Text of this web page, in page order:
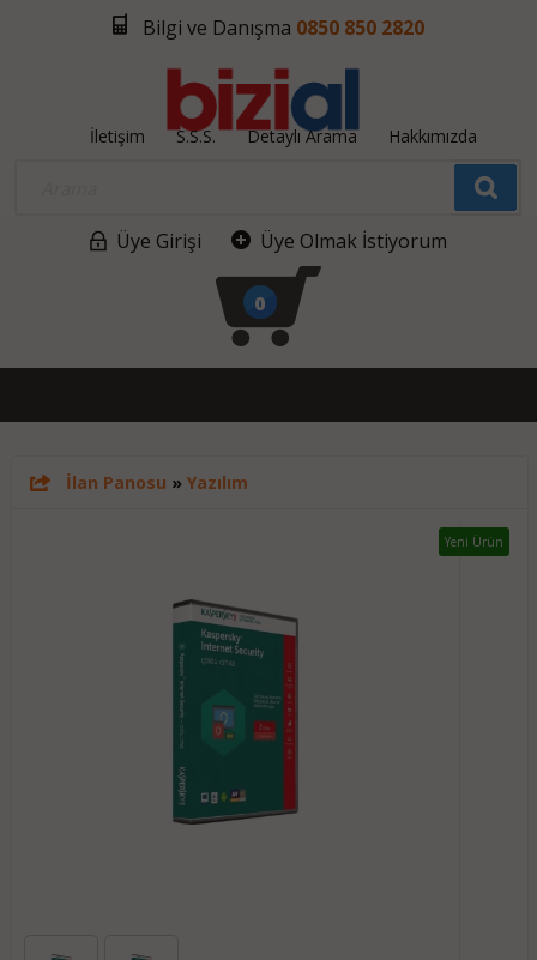
Bilgi ve Danışma 0850 850 2820
İletişim S.S.S. Detaylı Arama Hakkımızda
Üye Girişi Üye Olmak İstiyorum
0
İlan Panosu » Yazılım
Yeni Ürün